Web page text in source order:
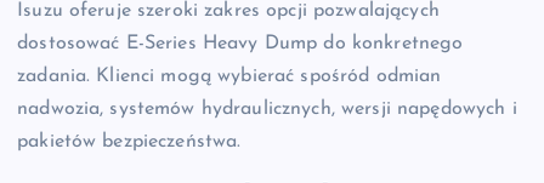
Isuzu oferuje szeroki zakres opcji pozwalających
dostosować E-Series Heavy Dump do konkretnego
zadania. Klienci mogą wybierać spośród odmian
nadwozia, systemów hydraulicznych, wersji napędowych i
pakietów bezpieczeństwa.